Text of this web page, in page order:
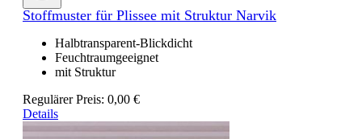
Stoffmuster für Plissee mit Struktur Narvik
Halbtransparent-Blickdicht
Feuchtraumgeeignet
mit Struktur
Regulärer Preis: 0,00 €
Details